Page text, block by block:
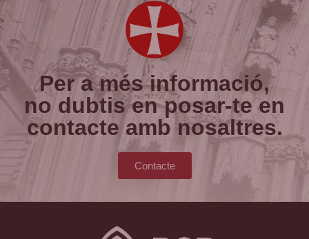
Per a més informació,
no dubtis en posar-te en
contacte amb nosaltres.
Contacte